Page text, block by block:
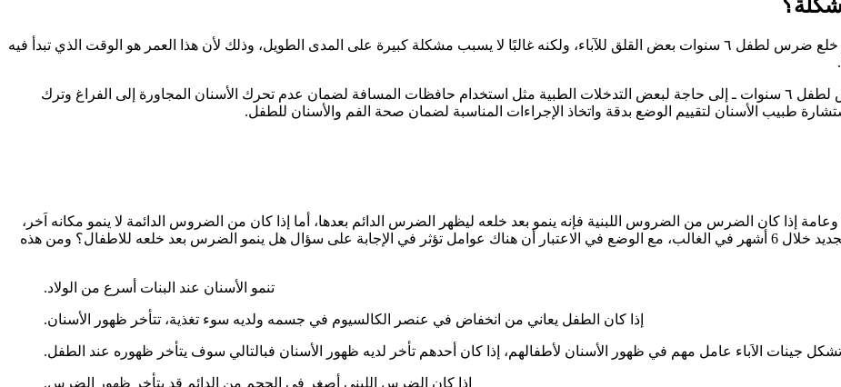
في ظل الحديث عن السن المناسب لخلع أسنان الأطفال، قد يثير خلع ضرس لطفل ٦ سنوات بعض القلق للآباء، ولكنه غالبًا لا يسبب مشكلة كبيرة على المدى الطويل، وذلك لأن هذا العمر هو الوقت الذي تبدأ فيه
وبشكل عام، يمكن أن يؤدي خلع الضرس المبكر ـ مثل خلع ضرس لطفل ٦ سنوات ـ إلى حاجة لبعض التدخلات الطبية مثل استخدام حافظات المسافة لضمان عدم تحرك الأسنان المجاورة إلى الفراغ وترك
طبيب الأسنان لتقييم الوضع بدقة واتخاذ الإجراءات المناسبة لضمان صحة الفم والأسنان للطفل.
إذا كان الضرس من الضروس اللبنية فإنه ينمو بعد خلعه ليظهر الضرس الدائم بعدها، أما إذا كان من الضروس الدائمة لا ينمو مكانه اَخر،
ومن الطبيعي أنه بعد خلع ضروس الاطفال اللبنية ينمو الضرس الجديد خلال 6 أشهر في الغالب، مع الوضع في الاعتبار أن هناك عوامل تؤثر في الإجابة على سؤال هل ينمو الضرس بعد خلعه للاطفال؟ ومن هذه
تنمو الأسنان عند البنات أسرع من الولاد.
إذا كان الطفل يعاني من انخفاض في عنصر الكالسيوم في جسمه ولديه سوء تغذية، تتأخر ظهور الأسنان.
تشكل جينات الاَباء عامل مهم في ظهور الأسنان لأطفالهم، إذا كان أحدهم تأخر لديه ظهور الأسنان فبالتالي سوف يتأخر ظهوره عند الطفل.
إذا كان الضرس اللبني أصغر في الحجم من الدائم قد يتأخر ظهور الضرس.